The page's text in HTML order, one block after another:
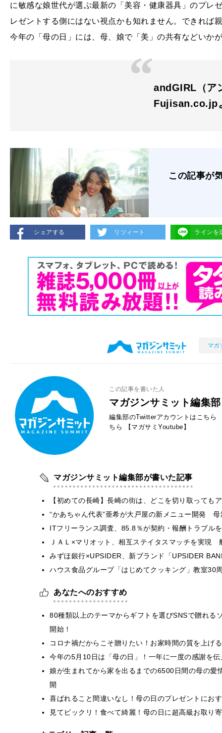
に敏感な娘世代が選ぶ最新の「美容・健康器具」のプレ
レゼントする側にはない視点かも知れません。できれば
今年の「母の日」には、母、娘で「美」の共有などいか
andGIRL（ア
Fujisan.co.jp
この記事が
シェアする リツィート ラインを
マガ
この記事を書いた人
マガジンサミット編集部
編集部のTwitterアカウントはこちら
ちら
【マガサミYoutube】
マガジンサミット編集部が書いた記事
【初めての長崎】長崎の街は、どこを切り取って
“かあちゃん代表”亜希が大戸屋の新メニュー開発
ITフリーランス調査、85.8％が契約・報酬トラブ
ＪＡＬ×マリオット、相互ステイタスマッチを実
みずほ銀行×UPSIDER、新ブランド「UPSIDER
ハウス食品グループ「はじめてクッキング」教室
あなたへのおすすめ
80種類以上のテーマからギフトを選びSNSで贈れる
開始！
コロナ禍だからこそ贈りたい！お家時間の質を上げ
今年の5月10日は「母の日」！一年に一度の感謝を
娘が生まれてから家を出るまでの6500日間の母の
開
喜ばれること間違いなし！母の日のプレゼントにお
見てビックリ！食べて綺麗！母の日に超高級お取り